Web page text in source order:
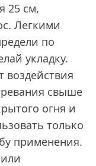
25 см,
Легкими
по
укладку.
свыше
огня и
только
применения.